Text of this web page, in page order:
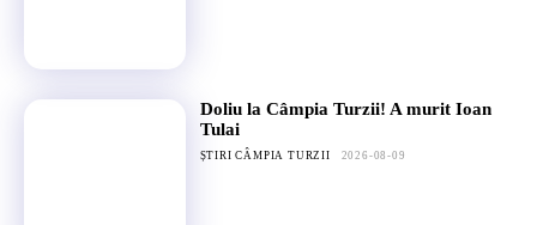
Doliu la Câmpia Turzii! A murit Ioan
Tulai
ȘTIRI CÂMPIA TURZII 2026-08-09